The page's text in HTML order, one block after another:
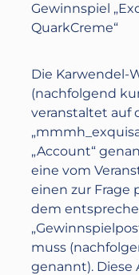
Gewinnspiel
QuarkCreme“
Die Karwendel-
(nachfolgend
veranstaltet auf
„Account“
eine vom
einen zur Frage
dem
muss
genannt).